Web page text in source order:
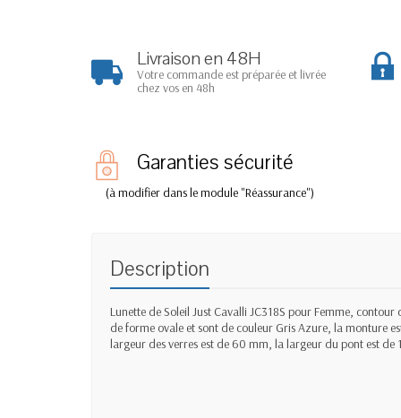
Livraison en 48H
Votre commande est préparée et livrée
chez vos en 48h
Garanties sécurité
(à modifier dans le module "Réassurance")
Description
Lunette de Soleil Just Cavalli JC318S pour Femme,
de forme ovale et sont de couleur Gris Azure, la monture
largeur des verres est de 60 mm, la largeur du pont est